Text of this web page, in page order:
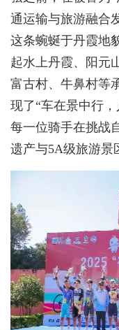
通运输与旅游融合
这条蜿蜒于丹霞地
起水上丹霞、阳元
富古村、牛鼻村等
现了“车在景中行
每一位骑手在挑战
遗产与5A级旅游景